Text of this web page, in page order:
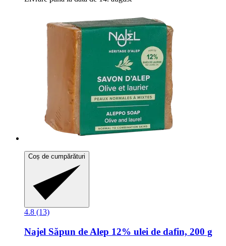
Coș de cumpărături
4.8 (13)
Najel Săpun de Alep 12% ulei de dafin, 200 g